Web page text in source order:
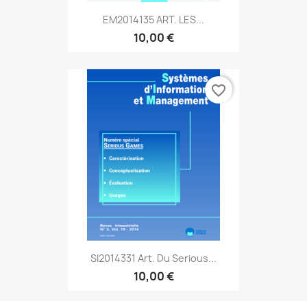
EM2014135 ART. LES...
10,00 €
SI2014331 Art. Du Serious...
10,00 €
favorite_border